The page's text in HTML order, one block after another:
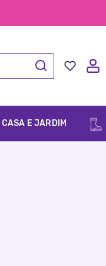
CASA E JARDIM